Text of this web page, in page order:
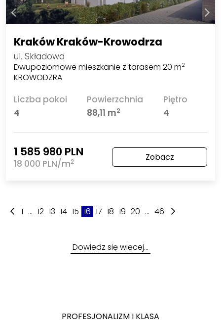
Kraków Kraków-Krowodrza
ul. Składowa
Dwupoziomowe mieszkanie z tarasem 20 m2
KROWODZRA
Liczba pokoi
4
Powierzchnia
88,11 m2
Piętro
4
1 585 980 PLN
18 000 PLN/m2 Zobacz
1 ... 12 13 14 15 16 17 18 19 20 ... 46
Dowiedz się więcej…
PROFESJONALIZM I KLASA